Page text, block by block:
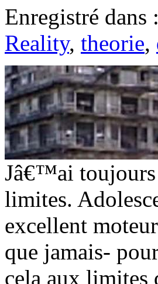
Enregistré dans :
Reality, theorie,
Jâ€™ai
limites.
excellent
que jamais-
cela aux